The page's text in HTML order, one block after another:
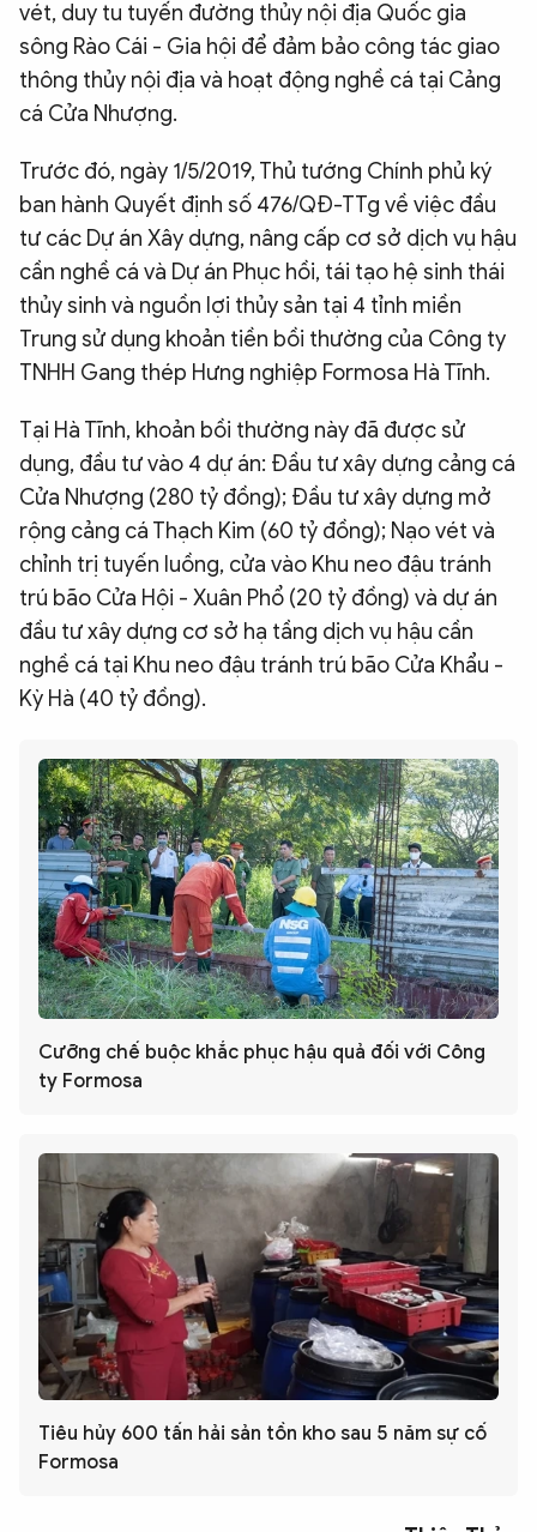
vét, duy tu tuyến đường thủy nội địa Quốc gia
sông Rào Cái - Gia hội để đảm bảo công tác giao
thông thủy nội địa và hoạt động nghề cá tại Cảng
cá Cửa Nhượng.
Trước đó, ngày 1/5/2019, Thủ tướng Chính phủ ký
ban hành Quyết định số 476/QĐ-TTg về việc đầu
tư các Dự án Xây dựng, nâng cấp cơ sở dịch vụ hậu
cần nghề cá và Dự án Phục hồi, tái tạo hệ sinh thái
thủy sinh và nguồn lợi thủy sản tại 4 tỉnh miền
Trung sử dụng khoản tiền bồi thường của Công ty
TNHH Gang thép Hưng nghiệp Formosa Hà Tĩnh.
Tại Hà Tĩnh, khoản bồi thường này đã được sử
dụng, đầu tư vào 4 dự án: Đầu tư xây dựng cảng cá
Cửa Nhượng (280 tỷ đồng); Đầu tư xây dựng mở
rộng cảng cá Thạch Kim (60 tỷ đồng); Nạo vét và
chỉnh trị tuyến luồng, cửa vào Khu neo đậu tránh
trú bão Cửa Hội - Xuân Phổ (20 tỷ đồng) và dự án
đầu tư xây dựng cơ sở hạ tầng dịch vụ hậu cần
nghề cá tại Khu neo đậu tránh trú bão Cửa Khẩu -
Kỳ Hà (40 tỷ đồng).
Cưỡng chế buộc khắc phục hậu quả đối với Công
ty Formosa
Tiêu hủy 600 tấn hải sản tồn kho sau 5 năm sự cố
Formosa